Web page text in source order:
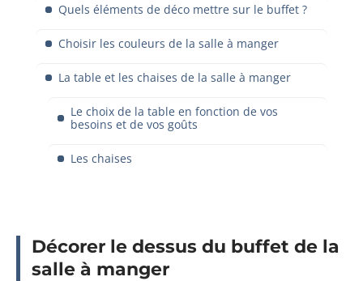
Quels éléments de déco mettre sur le buffet ?
Choisir les couleurs de la salle à manger
La table et les chaises de la salle à manger
Le choix de la table en fonction de vos
besoins et de vos goûts
Les chaises
Décorer le dessus du buffet de la
salle à manger